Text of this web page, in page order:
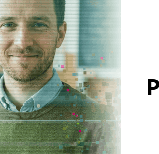
než je průměr!
zkoušku a k mému velkému překvapení
:-) Martin K.
Celkově jsem byla spokojena a výuka
než je průměr!